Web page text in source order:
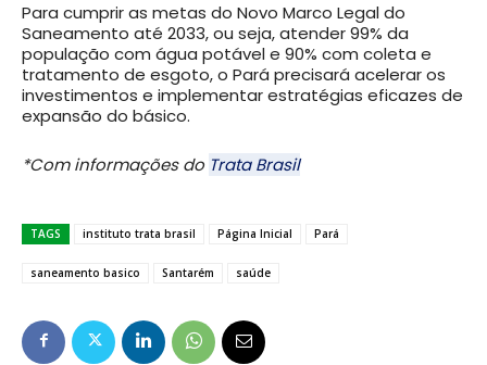
Para cumprir as metas do Novo Marco Legal do
Saneamento até 2033, ou seja, atender 99% da
população com água potável e 90% com coleta e
tratamento de esgoto, o Pará precisará acelerar os
investimentos e implementar estratégias eficazes de
expansão do básico.
*Com informações do Trata Brasil
TAGS instituto trata brasil Página Inicial Pará
saneamento basico Santarém saúde